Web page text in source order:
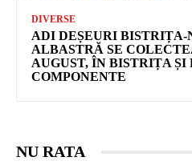
DIVERSE
ADI DEȘEURI BISTRIȚA-
ALBASTRĂ SE
AUGUST, ÎN BISTRIȚA
COMPONENTE
NU RATA